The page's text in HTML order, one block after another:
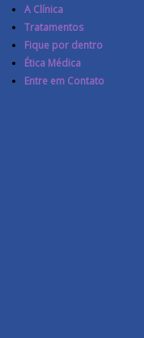
A Clínica
Tratamentos
Fique por dentro
Ética Médica
Entre em Contato